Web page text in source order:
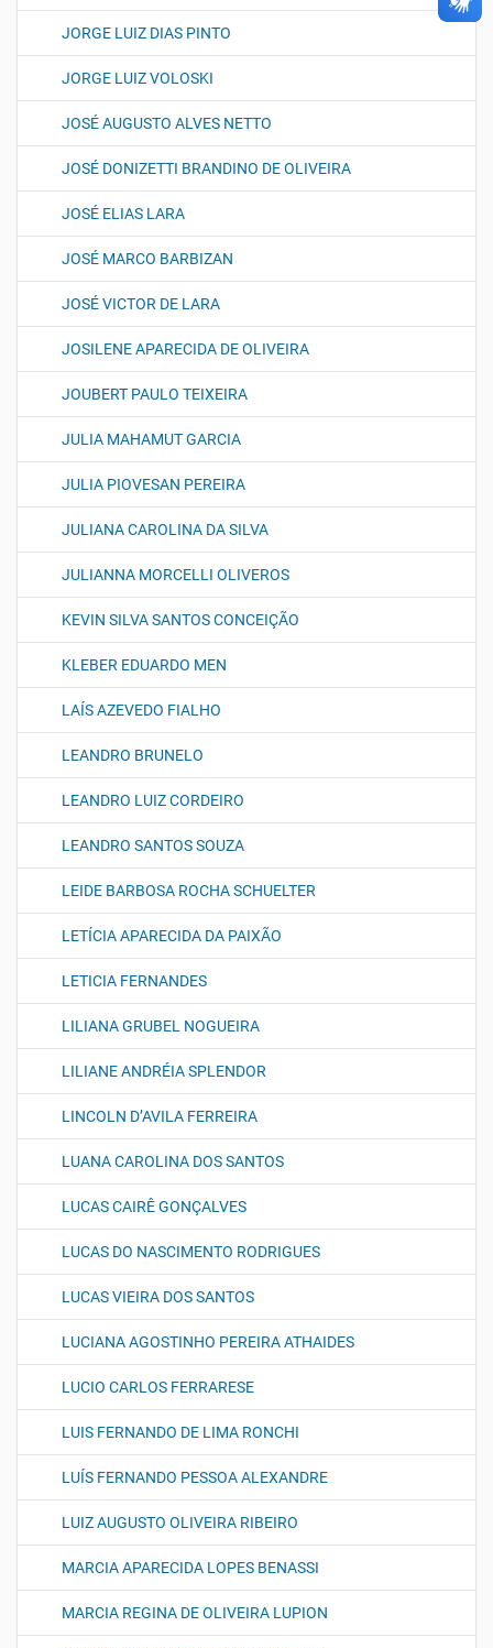
JORGE LUIZ DIAS PINTO
JORGE LUIZ VOLOSKI
JOSÉ AUGUSTO ALVES NETTO
JOSÉ DONIZETTI BRANDINO DE OLIVEIRA
JOSÉ ELIAS LARA
JOSÉ MARCO BARBIZAN
JOSÉ VICTOR DE LARA
JOSILENE APARECIDA DE OLIVEIRA
JOUBERT PAULO TEIXEIRA
JULIA MAHAMUT GARCIA
JULIA PIOVESAN PEREIRA
JULIANA CAROLINA DA SILVA
JULIANNA MORCELLI OLIVEROS
KEVIN SILVA SANTOS CONCEIÇÃO
KLEBER EDUARDO MEN
LAÍS AZEVEDO FIALHO
LEANDRO BRUNELO
LEANDRO LUIZ CORDEIRO
LEANDRO SANTOS SOUZA
LEIDE BARBOSA ROCHA SCHUELTER
LETÍCIA APARECIDA DA PAIXÃO
LETICIA FERNANDES
LILIANA GRUBEL NOGUEIRA
LILIANE ANDRÉIA SPLENDOR
LINCOLN D’AVILA FERREIRA
LUANA CAROLINA DOS SANTOS
LUCAS CAIRÊ GONÇALVES
LUCAS DO NASCIMENTO RODRIGUES
LUCAS VIEIRA DOS SANTOS
LUCIANA AGOSTINHO PEREIRA ATHAIDES
LUCIO CARLOS FERRARESE
LUIS FERNANDO DE LIMA RONCHI
LUÍS FERNANDO PESSOA ALEXANDRE
LUIZ AUGUSTO OLIVEIRA RIBEIRO
MARCIA APARECIDA LOPES BENASSI
MARCIA REGINA DE OLIVEIRA LUPION